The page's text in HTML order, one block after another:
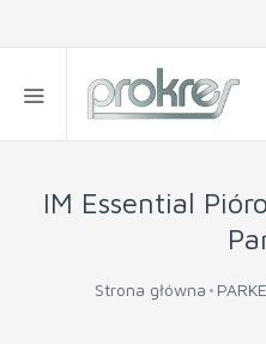
IM Essential
Strona główna